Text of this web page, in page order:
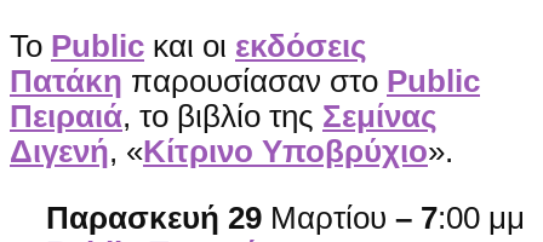
Το Public και οι εκδόσεις
Πατάκη παρουσίασαν στο Public
Πειραιά, το βιβλίο της Σεμίνας
Διγενή, «Κίτρινο Υποβρύχιο».
Παρασκευή 29 Μαρτίου – 7:00 μμ